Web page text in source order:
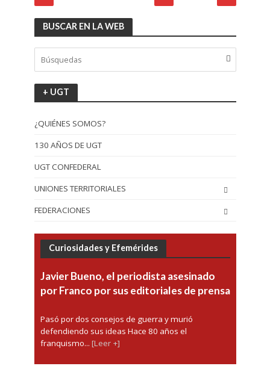
BUSCAR EN LA WEB
+ UGT
¿QUIÉNES SOMOS?
130 AÑOS DE UGT
UGT CONFEDERAL
UNIONES TERRITORIALES
FEDERACIONES
Curiosidades y Efemérides
Javier Bueno, el periodista asesinado
por Franco por sus editoriales de prensa
Pasó por dos consejos de guerra y murió
defendiendo sus ideas Hace 80 años el
franquismo... [Leer +]